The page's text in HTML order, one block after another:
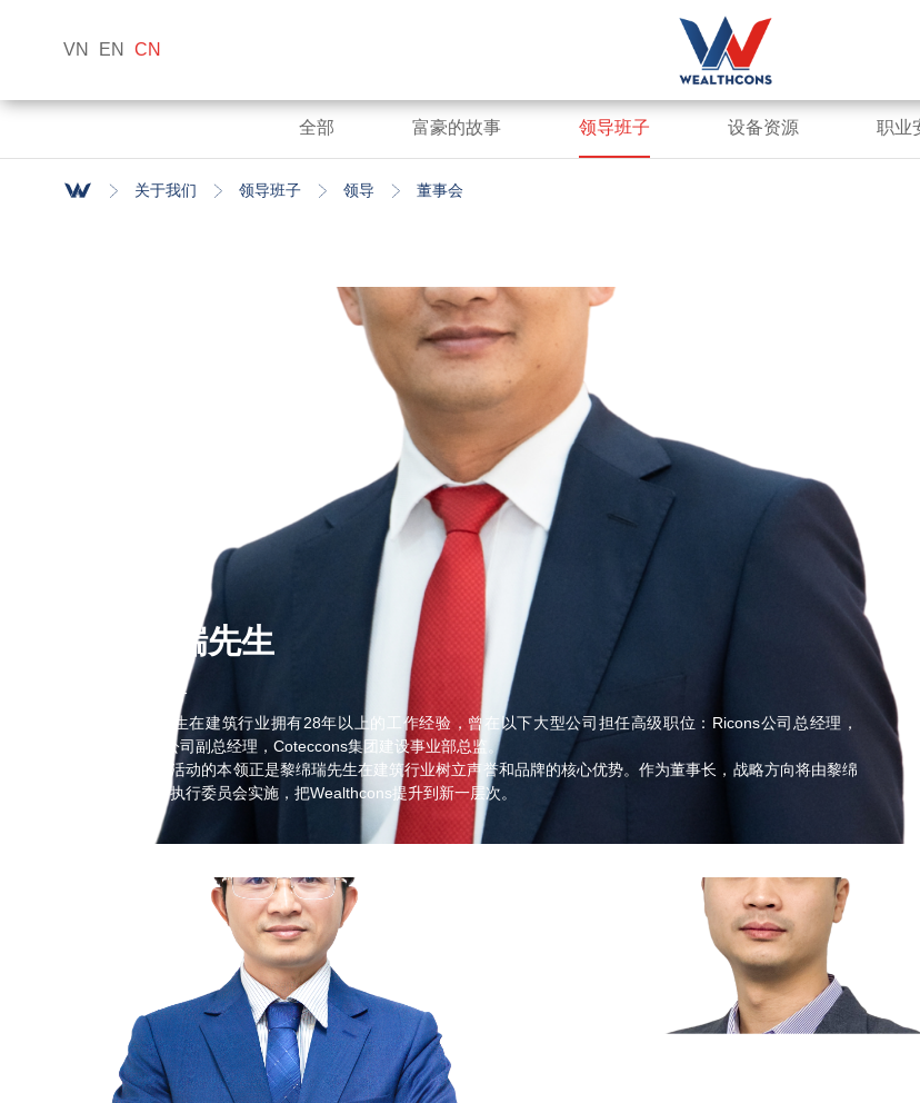
VN EN CN
全部 富豪的故事 领导班子 设备资源 职业
关于我们 领导班子 领导 董事会
黎绵瑞先生
24.03.2022
黎绵瑞先生在建筑行业拥有28年以上的工作经验，曾在以下大型公司担任高级职位：Ricons公司总经理，
Unicons公司副总经理，Coteccons集团建设事业部总监。
企业调度活动的本领正是黎绵瑞先生在建筑行业树立声誉和品牌的核心优势。作为董事长，战略方向将由黎绵
瑞先生和执行委员会实施，把Wealthcons提升到新一层次。